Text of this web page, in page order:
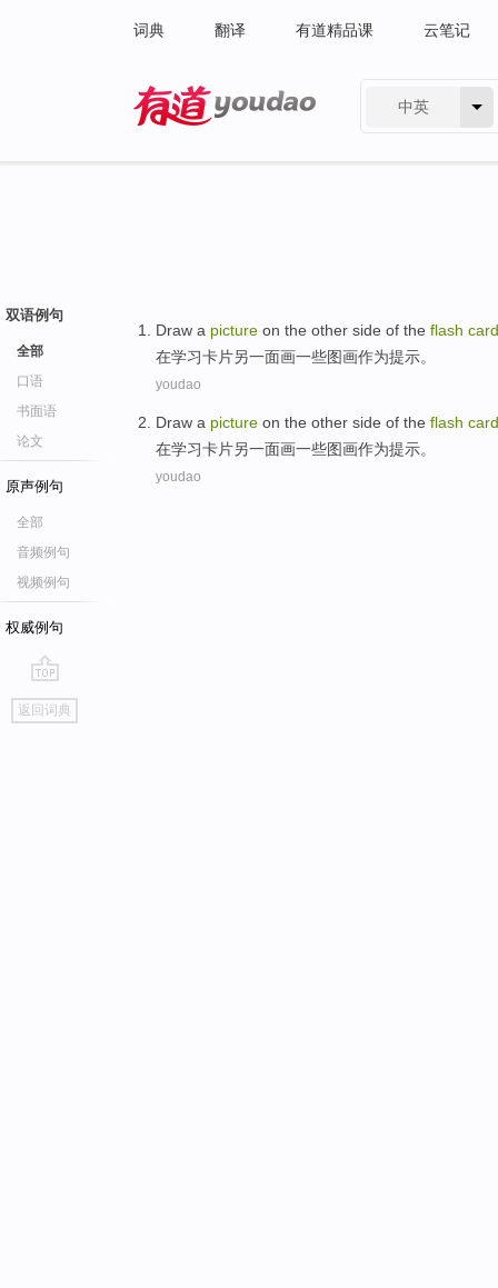
词典 翻译 有道精品课 云笔记
中英
双语例句
全部
口语
书面语
论文
原声例句
全部
音频例句
视频例句
权威例句
go
top
返回词典
Draw a picture on the other side of the flash card
在学习卡片另一面画一些图画作为提示。
youdao
Draw a picture on the other side of the flash card
在学习卡片另一面画一些图画作为提示。
youdao